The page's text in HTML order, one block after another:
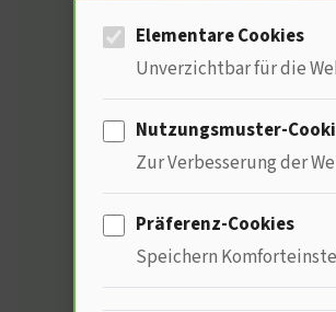
THEMENMIX · GESUNDHEIT MIT
Von
vielfältig,
Gelassenheit, der
10‑Perspektiven‑Kette
Elementare Cookies
Unverzichtbar für die
Nutzungsmuster-
Zur Verbesserung der
Präferenz-Cookies
Speichern